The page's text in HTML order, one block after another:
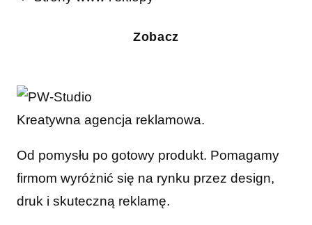
Zobacz
Kreatywna agencja reklamowa.
Od pomysłu po gotowy produkt. Pomagamy
firmom wyróżnić się na rynku przez design,
druk i skuteczną reklamę.